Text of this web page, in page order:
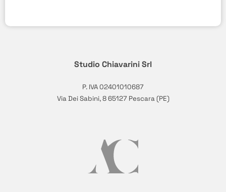
Studio Chiavarini Srl
P. IVA 02401010687
Via Dei Sabini, 8 65127 Pescara (PE)